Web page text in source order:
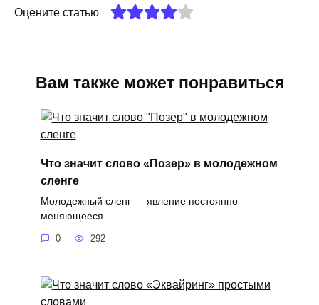
Оцените статью
Вам также может понравиться
Что значит слово «Позер» в молодежном
сленге
Молодежный сленг — явление постоянно
меняющееся.
0 292